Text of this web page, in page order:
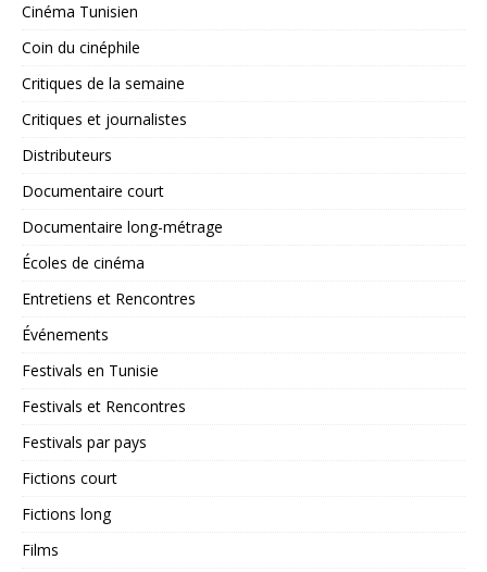
Cinéma Tunisien
Coin du cinéphile
Critiques de la semaine
Critiques et journalistes
Distributeurs
Documentaire court
Documentaire long-métrage
Écoles de cinéma
Entretiens et Rencontres
Événements
Festivals en Tunisie
Festivals et Rencontres
Festivals par pays
Fictions court
Fictions long
Films